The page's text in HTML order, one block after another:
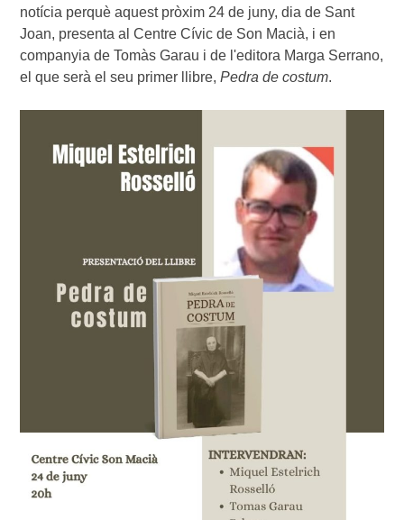
notícia perquè aquest pròxim 24 de juny, dia de Sant
Joan, presenta al Centre Cívic de Son Macià, i en
companyia de Tomàs Garau i de l'editora Marga Serrano,
el que serà el seu primer llibre, Pedra de costum.